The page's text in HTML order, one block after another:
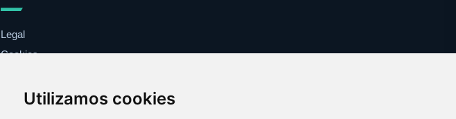
Utilizamos cookies
Legal
Cookies